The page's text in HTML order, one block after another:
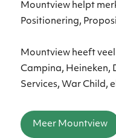
Mountview helpt
Positionering,
Mountview heeft veel
Campina, Heineken,
Services, War Child,
Meer Mountview